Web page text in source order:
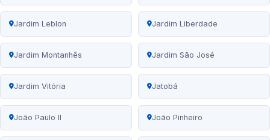
Jardim Leblon Jardim Liberdade
Jardim Montanhês Jardim São José
Jardim Vitória Jatobá
João Paulo II João Pinheiro